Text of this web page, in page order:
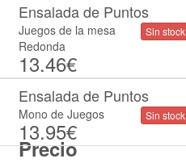
Precio
Ensalada de Puntos
Juegos de la mesa
Redonda
13.46€
Sin stock
Ensalada de Puntos
Mono de Juegos
13.95€
Sin stock